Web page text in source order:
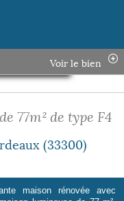
Voir le bien
77m² de type F4
(33300)
maison rénovée avec